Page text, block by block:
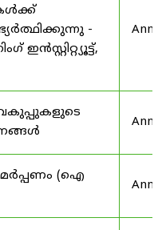
-
ഇൻസ്റ്റിറ്റ്യൂട്ട്,
വകുപ്പുകളുടെ
(ഐ